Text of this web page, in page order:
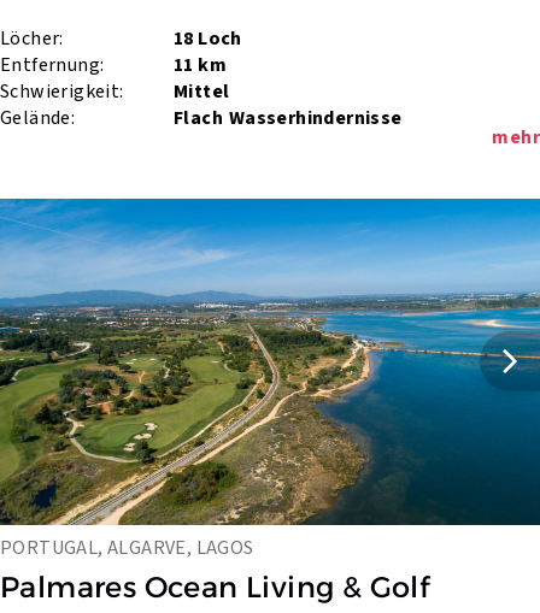
Löcher:
18 Loch
Entfernung:
11 km
Schwierigkeit:
Mittel
Gelände:
Flach Wasserhindernisse
mehr
PORTUGAL, ALGARVE, LAGOS
Palmares Ocean Living & Golf